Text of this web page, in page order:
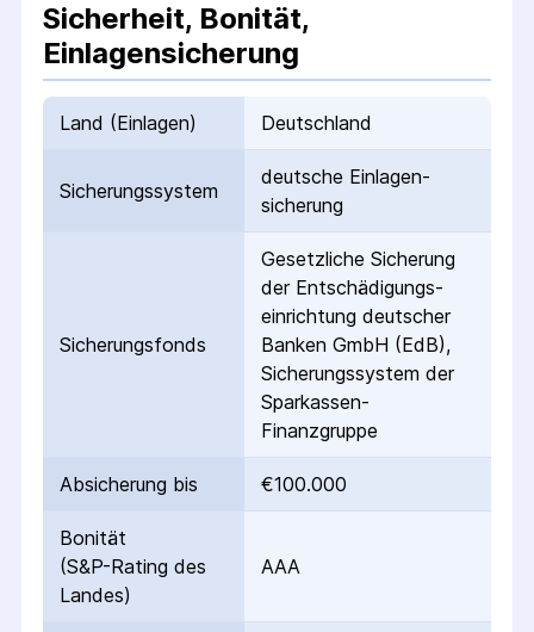
Sicherheit, Bonität,
Einlagensicherung
Land (Einlagen) Deutschland
Sicherungs­system
deutsche Einlagen­
sicherung
Sicherungs­fonds
Gesetzliche Sicherung
der Entschädigungs­
einrichtung deutscher
Banken GmbH (EdB),
Sicherungssystem der
Sparkassen-
Finanzgruppe
Absicherung bis €100.000
Bonität
(S&P-Rating des
Landes)
AAA